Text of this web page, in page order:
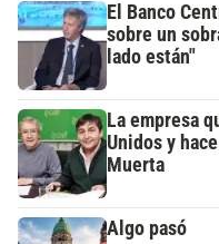
El Banco
sobre un
lado están"
La empresa
Unidos y
Muerta
Algo pasó